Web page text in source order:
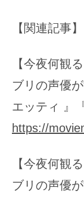
【関連記事】
【今夜何観
ブリの声優
エッティ 』
https://
【今夜何観
ブリの声優